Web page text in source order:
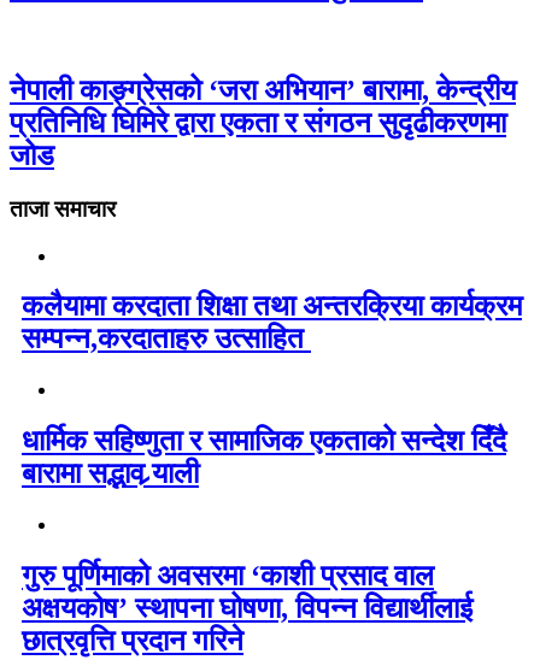
नेपाली काङ्ग्रेसको ‘जरा अभियान’ बारामा, केन्द्रीय
प्रतिनिधि घिमिरे द्वारा एकता र संगठन सुदृढीकरणमा
जोड
ताजा समाचार
कलैयामा करदाता शिक्षा तथा अन्तरक्रिया कार्यक्रम
सम्पन्न,करदाताहरु उत्साहित
धार्मिक सहिष्णुता र सामाजिक एकताको सन्देश दिँदै
बारामा सद्भाव र्‍याली
गुरु पूर्णिमाको अवसरमा ‘काशी प्रसाद वाल
अक्षयकोष’ स्थापना घोषणा, विपन्न विद्यार्थीलाई
छात्रवृत्ति प्रदान गरिने